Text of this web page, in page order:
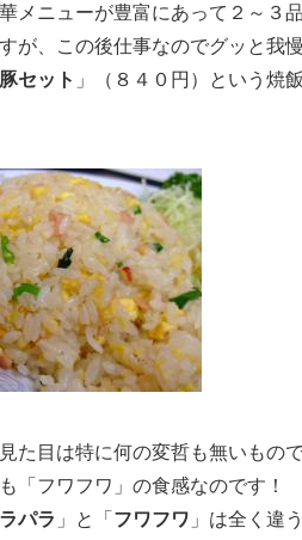
メニューが豊富にあって２～３
が、この後仕事なのでグッと我
セット 」（８４０円）という焼
た目は特に何の変哲も無いもの
「フワフワ」の食感なのです！
パラ 」と「 フワフワ 」は全く違